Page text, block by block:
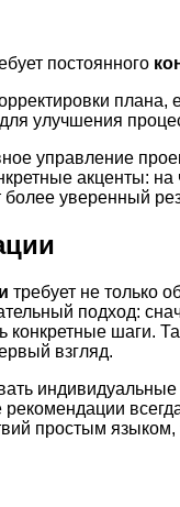
постоянного
улучшения
управление
акценты:
уверенный
требует не только
подход:
конкретные
взгляд.
простым